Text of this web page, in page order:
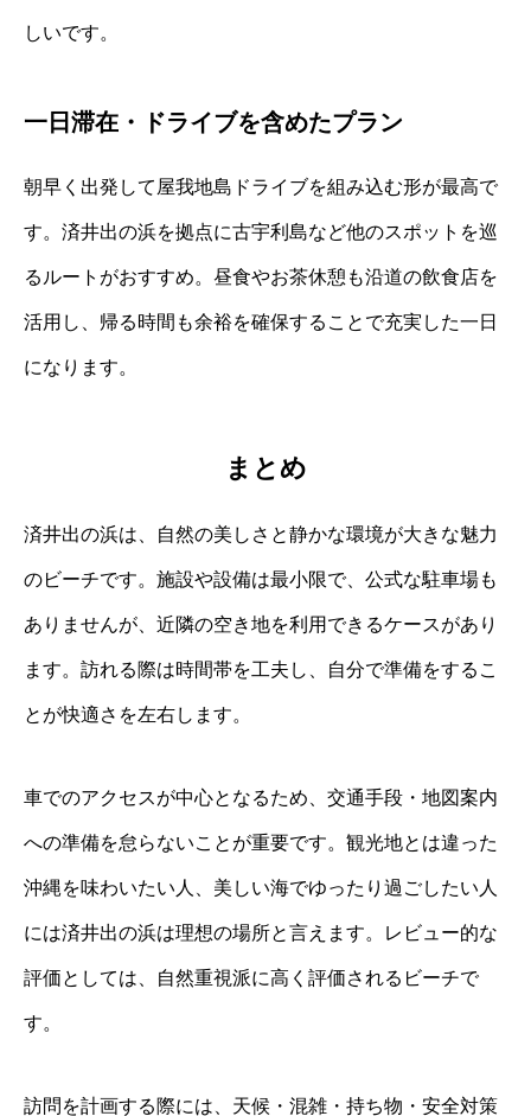
しいです。
一日滞在・ドライブを含めたプラン
朝早く出発して屋我地島ドライブを組み込む形が最高で
す。済井出の浜を拠点に古宇利島など他のスポットを巡
るルートがおすすめ。昼食やお茶休憩も沿道の飲食店を
活用し、帰る時間も余裕を確保することで充実した一日
になります。
まとめ
済井出の浜は、自然の美しさと静かな環境が大きな魅力
のビーチです。施設や設備は最小限で、公式な駐車場も
ありませんが、近隣の空き地を利用できるケースがあり
ます。訪れる際は時間帯を工夫し、自分で準備をするこ
とが快適さを左右します。
車でのアクセスが中心となるため、交通手段・地図案内
への準備を怠らないことが重要です。観光地とは違った
沖縄を味わいたい人、美しい海でゆったり過ごしたい人
には済井出の浜は理想の場所と言えます。レビュー的な
評価としては、自然重視派に高く評価されるビーチで
す。
訪問を計画する際には、天候・混雑・持ち物・安全対策